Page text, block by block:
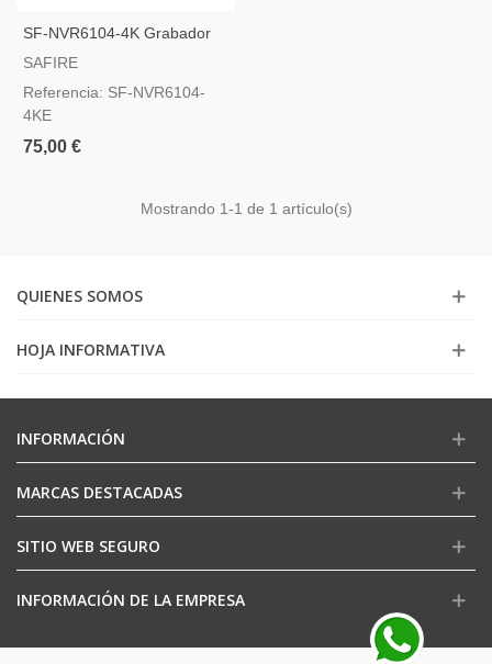
SF-NVR6104-4K Grabador
De Cámara IP Safire
SAFIRE
Referencia: SF-NVR6104-
4KE
75,00 €
Mostrando 1-1 de 1 artículo(s)
QUIENES SOMOS
HOJA INFORMATIVA
INFORMACIÓN
MARCAS DESTACADAS
SITIO WEB SEGURO
INFORMACIÓN DE LA EMPRESA